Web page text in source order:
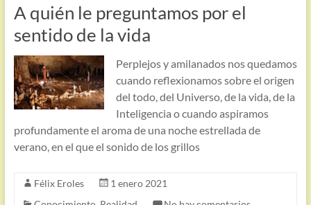
A quién le preguntamos por el
sentido de la vida
Perplejos y amilanados nos quedamos
cuando reflexionamos sobre el origen
del todo, del Universo, de la vida, de la
Inteligencia o cuando aspiramos
profundamente el aroma de una noche estrellada de
verano, en el que el sonido de los grillos
Félix Eroles
1 enero 2021